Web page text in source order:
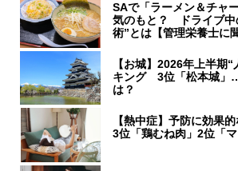
SAで「ラーメン＆チャ
気のもと？ ドライブ中
術”とは【管理栄養士に
【お城】2026年上半期
キング 3位「松本城」
は？
【熱中症】予防に効果
3位「鶏むね肉」2位「